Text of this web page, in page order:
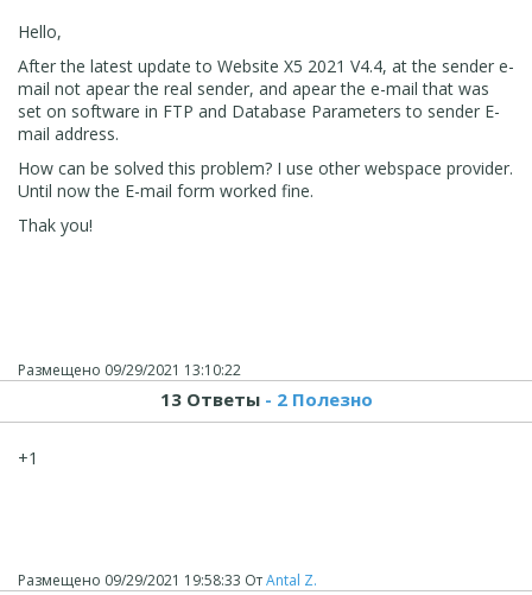
Hello,
After the latest update to Website X5 2021 V4.4, at the sender e-
mail not apear the real sender, and apear the e-mail that was
set on software in FTP and Database Parameters to sender E-
mail address.
How can be solved this problem? I use other webspace provider.
Until now the E-mail form worked fine.
Thak you!
Размещено 09/29/2021 13:10:22
13 Ответы- 2 Полезно
+1
Размещено 09/29/2021 19:58:33 ОтAntal Z.